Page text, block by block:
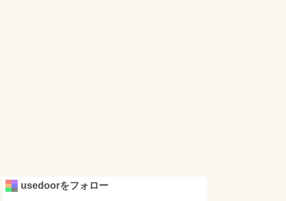
usedoorをフォロー